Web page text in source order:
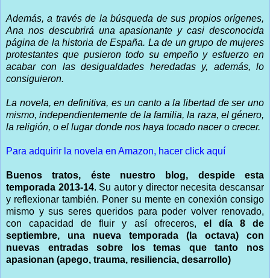
Además, a través de la búsqueda de sus propios orígenes,
Ana nos descubrirá una apasionante y casi desconocida
página de la historia de España. La de un grupo de mujeres
protestantes que pusieron todo su empeño y esfuerzo en
acabar con las desigualdades heredadas y, además, lo
consiguieron.
La novela, en definitiva, es un canto a la libertad de ser uno
mismo, independientemente de la familia, la raza, el género,
la religión, o el lugar donde nos haya tocado nacer o crecer.
Para adquirir la novela en Amazon, hacer click aquí
Buenos tratos, éste nuestro blog, despide esta
temporada 2013-14. Su autor y director necesita descansar
y reflexionar también. Poner su mente en conexión consigo
mismo y sus seres queridos para poder volver renovado,
con capacidad de fluir y así ofreceros, el día 8 de
septiembre, una nueva temporada (la octava) con
nuevas entradas sobre los temas que tanto nos
apasionan (apego, trauma, resiliencia, desarrollo)